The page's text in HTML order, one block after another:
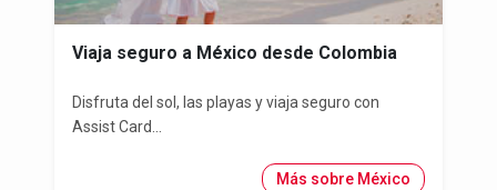
Viaja seguro a México desde Colombia
Disfruta del sol, las playas y viaja seguro con
Assist Card...
Más sobre México